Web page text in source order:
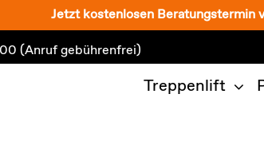
Jetzt kostenlosen Beratungstermin
(Anruf gebührenfrei)
Treppenlift